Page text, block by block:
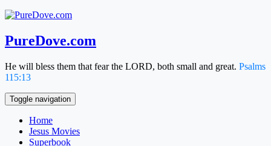
PureDove.com
He will bless them that fear the LORD, both small and great. Psalms
115:13
Toggle navigation
Home
Jesus Movies
Superbook